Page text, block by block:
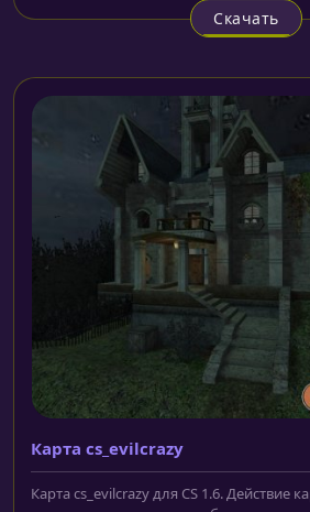
Скачать
Карта cs_evilcrazy
Карта cs_evilcrazy для CS 1.6. Действие